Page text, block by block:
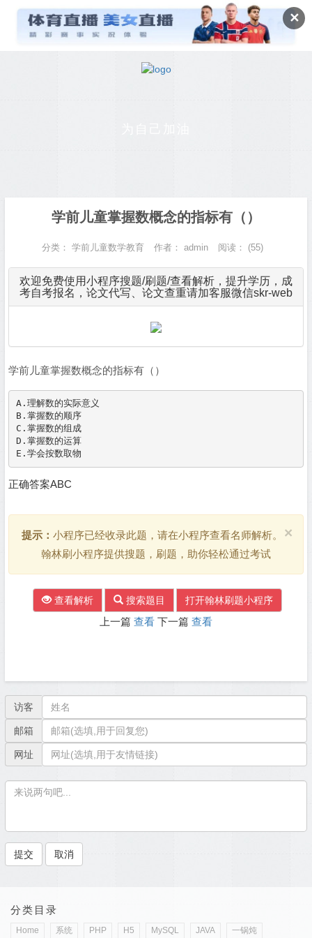
✕
学前儿童掌握数概念的指标有（）
分类： 学前儿童数学教育 作者： admin 阅读： (55)
欢迎免费使用小程序搜题/刷题/查看解析，提升学历，成
考自考报名，论文代写、论文查重请加客服微信skr-web
学前儿童掌握数概念的指标有（）
A.理解数的实际意义
B.掌握数的顺序
C.掌握数的组成
D.掌握数的运算
正确答案ABC
×
提示： 小程序已经收录此题，请在小程序查看名师解析。
翰林刷小程序提供搜题，刷题，助你轻松通过考试
查看解析 搜索题目 打开翰林刷题小程序
上一篇 查看 下一篇 查看
访客
邮箱
网址
分类目录
Home 系统 PHP H5 MySQL JAVA 一锅炖